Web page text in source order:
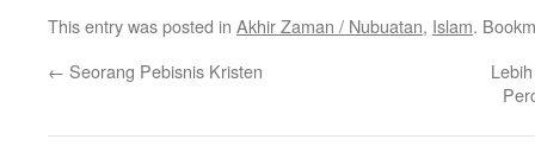
This entry was posted in Akhir Zaman / Nubuatan, Islam.
← Seorang Pebisnis Kristen